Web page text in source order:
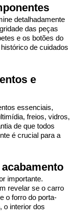
detalhadamente
das peças
e os botões do
de cuidados
e
essenciais,
freios, vidros,
de que todos
é crucial para a
importante.
revelar se o carro
o forro do porta-
o interior dos